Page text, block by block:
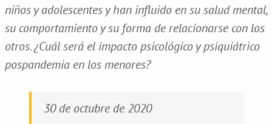
niños y adolescentes y han influido en su salud mental,
su comportamiento y su forma de relacionarse con los
otros. ¿Cuál será el impacto psicológico y psiquiátrico
pospandemia en los menores?
30 de octubre de 2020